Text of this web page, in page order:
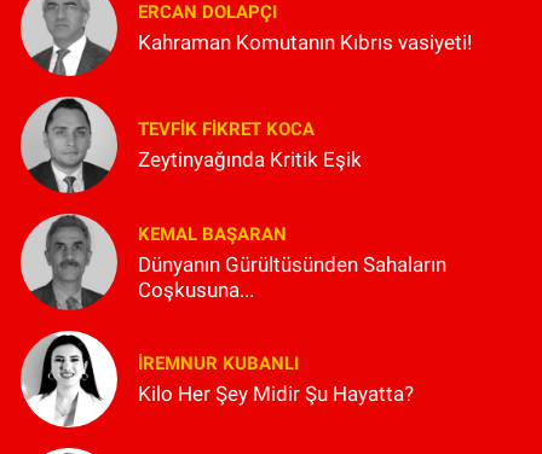
ERCAN DOLAPÇI
Kahraman Komutanın Kıbrıs vasiyeti!
TEVFIK FIKRET KOCA
Zeytinyağında Kritik Eşik
KEMAL BAŞARAN
Dünyanın Gürültüsünden Sahaların
Coşkusuna...
İREMNUR KUBANLI
Kilo Her Şey Midir Şu Hayatta?